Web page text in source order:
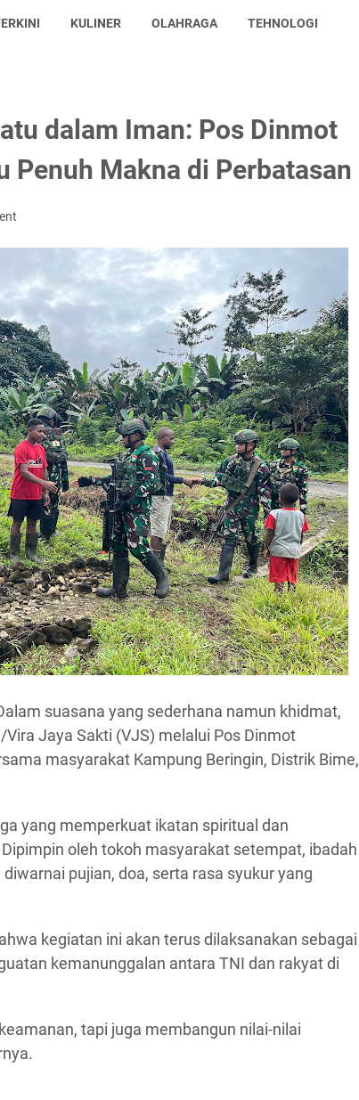
KULINER OLAHRAGA TEHNOLOGI
dalam Iman: Pos Dinmot
Penuh Makna di Perbatasan
suasana yang sederhana namun khidmat,
Jaya Sakti (VJS) melalui Pos Dinmot
masyarakat Kampung Beringin, Distrik Bime,
yang memperkuat ikatan spiritual dan
oleh tokoh masyarakat setempat, ibadah
pujian, doa, serta rasa syukur yang
kegiatan ini akan terus dilaksanakan sebagai
kemanunggalan antara TNI dan rakyat di
tapi juga membangun nilai-nilai